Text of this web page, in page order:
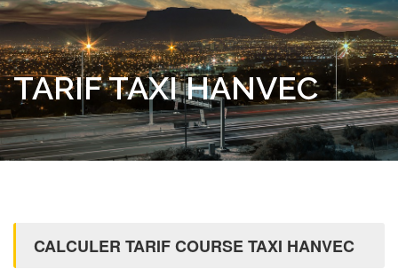
TARIF TAXI HANVEC
CALCULER TARIF COURSE TAXI HANVEC